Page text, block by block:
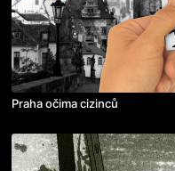
Praha očima cizinců